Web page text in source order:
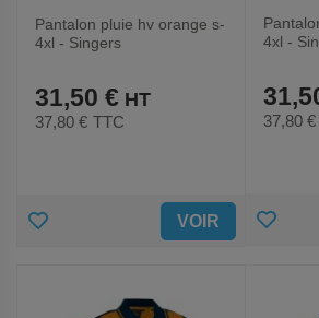
Pantalon pluie hv orange s-
4xl - Singers
31,50 €
37,80 € TTC
AJOUTER VOIR
4xl -
37,80 €